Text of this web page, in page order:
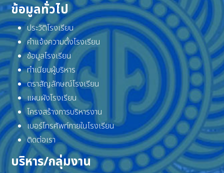
ข้อมูลทั่วไป
ประวัติโรงเรียน
คำแจ้งความตั้งโรงเรียน
ข้อมูลโรงเรียน
ทำเนียบผู้บริหาร
ตราสัญลักษณ์โรงเรียน
แผนผังโรงเรียน
โครงสร้างการบริหารงาน
เบอร์โทรศัพท์ภายในโรงเรียน
ติดต่อเรา
บริหาร/กลุ่มงาน